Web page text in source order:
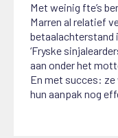
Met weinig fte’s
Marren al relatief
betaalachterstand
‘Fryske
aan onder het
En met succes:
hun aanpak nog